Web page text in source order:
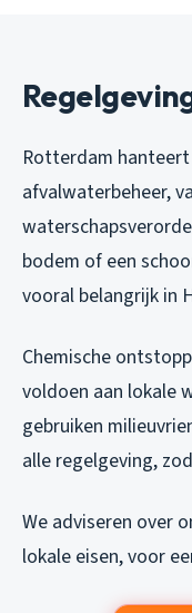
Rotterdam
afvalwaterbeheer,
bodem of een
vooral belangrijk in
Chemische
voldoen aan lokale
gebruiken
alle regelgeving,
We adviseren over
lokale eisen, voor